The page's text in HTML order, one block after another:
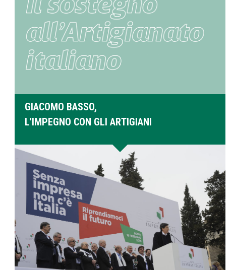
GIACOMO BASSO,
L'IMPEGNO CON GLI ARTIGIANI